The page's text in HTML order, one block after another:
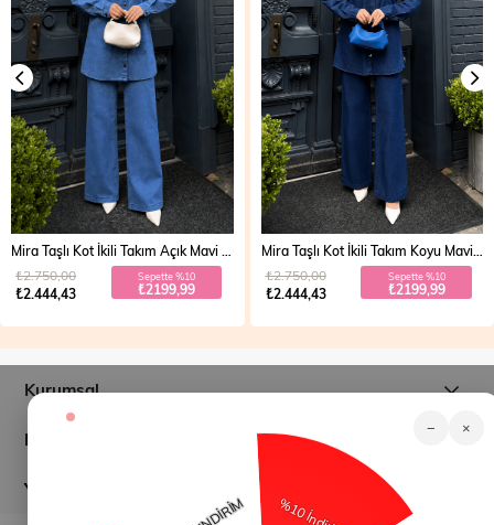
₺2.444,43
₺2.750,00 Sepette %10
₺2199,99
Mira Taşlı Kot İkili Takım Koyu Mavi 19286
₺2.444,43
₺2.750,00 Sepette %10
₺2199,99
Kurumsal
Müşteri İlişkileri
Yardım
− ×